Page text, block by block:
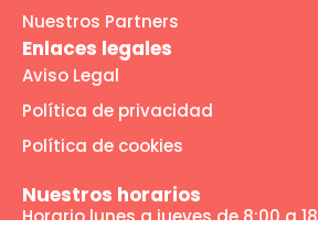
Nuestros Partners
Enlaces legales
Aviso Legal
Política de privacidad
Política de cookies
Nuestros horarios
Horario lunes a jueves de 8:00 a